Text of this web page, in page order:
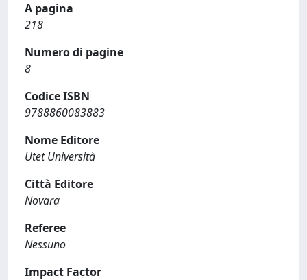
A pagina
218
Numero di pagine
8
Codice ISBN
9788860083883
Nome Editore
Utet Università
Città Editore
Novara
Referee
Nessuno
Impact Factor